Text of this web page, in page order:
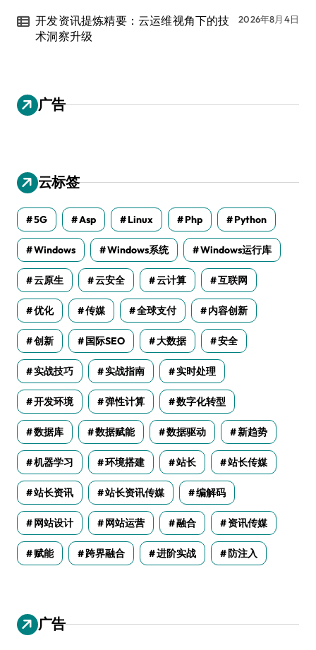
开发资讯提炼精要：云运维视角下的技
术洞察升级
2026年8月4日
广告
云标签
5G Asp Linux Php Python
Windows Windows系统 Windows运行库
云原生 云安全 云计算 互联网
优化 传媒 全球支付 内容创新
创新 国际SEO 大数据 安全
实战技巧 实战指南 实时处理
开发环境 弹性计算 数字化转型
数据库 数据赋能 数据驱动 新趋势
机器学习 环境搭建 站长 站长传媒
站长资讯 站长资讯传媒 编解码
网站设计 网站运营 融合 资讯传媒
赋能 跨界融合 进阶实战 防注入
广告